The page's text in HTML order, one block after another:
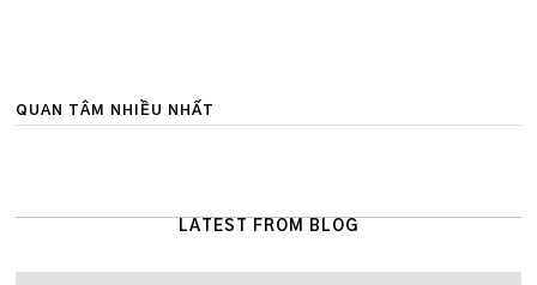
QUAN TÂM NHIỀU NHẤT
LATEST FROM BLOG